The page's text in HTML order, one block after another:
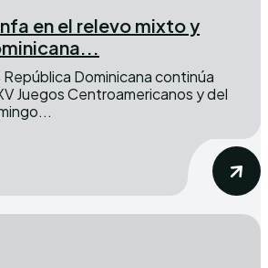
en el relevo mixto y
Dominicana continúa
Juegos Centroamericanos y del